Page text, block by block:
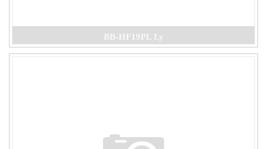
BB-HF19PL Ly